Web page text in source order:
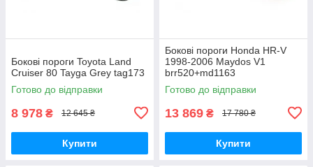
Бокові пороги Toyota Land
Cruiser 80 Tayga Grey tag173
Готово до відправки
8 978 ₴ 12 645 ₴
Купити
Бокові пороги Honda HR-V
1998-2006 Maydos V1
brr520+md1163
Готово до відправки
13 869 ₴ 17 780 ₴
Купити